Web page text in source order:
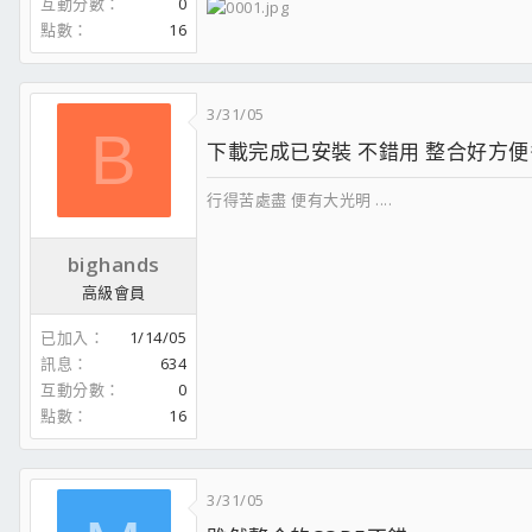
點數
16
B
bighands
高級會員
已加入
1/14/05
訊息
634
互動分數
0
點數
16
3/31/05
下載完成已安裝 不錯用 整合好方
行得苦處盡 便有大光明 ....
3/31/05